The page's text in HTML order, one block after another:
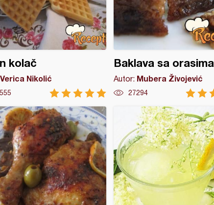
kolač
Verica Nikolić
Baklava sa orasima
Autor: Mubera Živojević
27294